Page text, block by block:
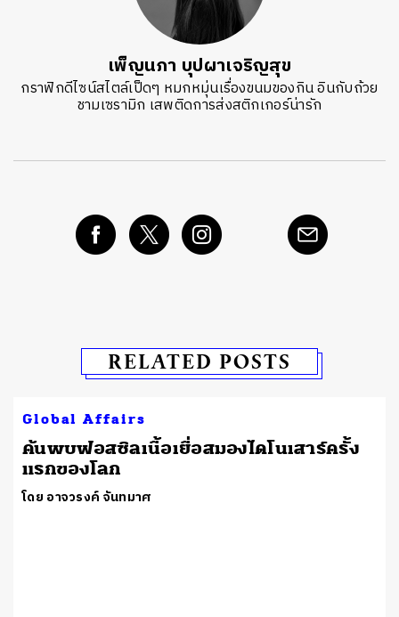
เพ็ญนภา บุปผาเจริญสุข
กราฟิกดีไซน์สไตล์เป็ดๆ หมกหมุ่นเรื่องขนมของกิน อินกับถ้วย
ชามเซรามิก เสพติดการส่งสติกเกอร์น่ารัก
RELATED POSTS
Global Affairs
ค้นพบฟอสซิลเนื้อเยื่อสมองไดโนเสาร์ครั้ง
แรกของโลก
โดย อาจวรงค์ จันทมาศ